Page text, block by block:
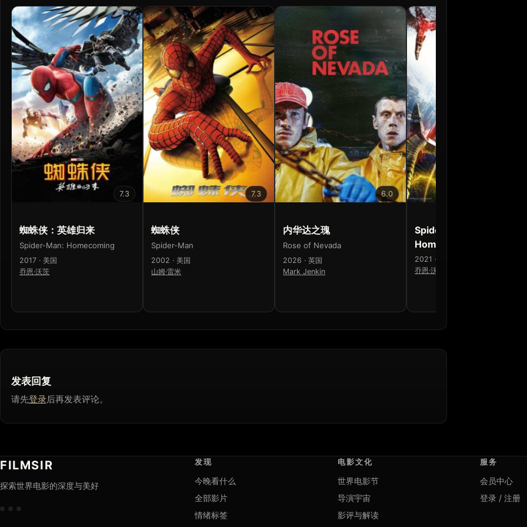
7.3
蜘蛛侠：英雄归来
Spider-Man: Homecoming
2017 · 美国
乔恩·沃茨
7.3
蜘蛛侠
Spider-Man
2002 · 美国
山姆·雷米
6.0
内华达之瑰
Rose of Nevada
2026 · 英国
Mark Jenkin
Spider-Man: No Way
Home
2021 · 美国
乔恩·沃茨
发表回复
请先登录后再发表评论。
FILMSIR
探索世界电影的深度与美好
发现
今晚看什么
全部影片
情绪标签
电影文化
世界电影节
导演宇宙
影评与解读
服务
会员中心
登录 / 注册